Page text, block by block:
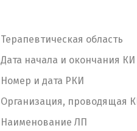
Терапевтическая область
Дата начала и окончания КИ
Номер и дата РКИ
Организация, проводящая
Наименование ЛП